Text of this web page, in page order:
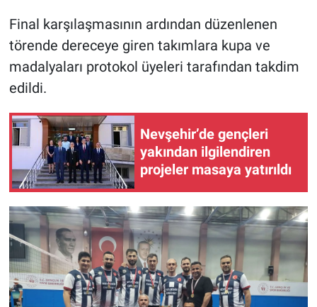
Final karşılaşmasının ardından düzenlenen
törende dereceye giren takımlara kupa ve
madalyaları protokol üyeleri tarafından takdim
edildi.
Nevşehir’de gençleri
yakından ilgilendiren
projeler masaya yatırıldı